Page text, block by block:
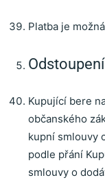
Platba je
Kupující bere
občanského
kupní smlouvy
podle přání
smlouvy o